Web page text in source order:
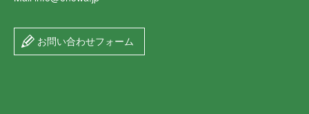
お問い合わせフォーム